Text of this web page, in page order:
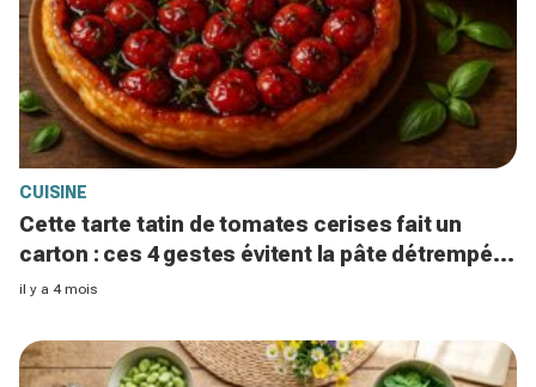
CUISINE
Cette tarte tatin de tomates cerises fait un
carton : ces 4 gestes évitent la pâte détrempée
et le caramel raté
il y a 4 mois